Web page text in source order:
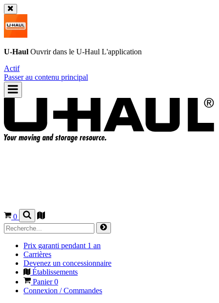
U-Haul Ouvrir dans le U-Haul L'application
Actif
Passer au contenu principal
0
Prix garanti pendant 1 an
Carrières
Devenez un concessionnaire
Établissements
Panier0
Connexion / Commandes